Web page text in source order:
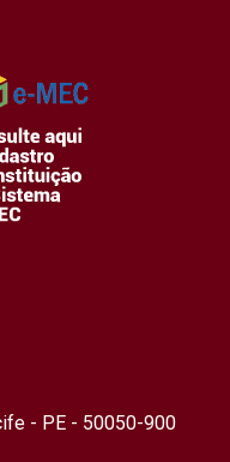
- PE - 50050-900